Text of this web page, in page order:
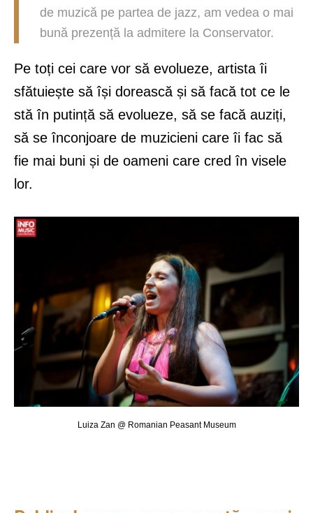
de muzică pe partea de jazz, am vedea o mai
bună prezență la admitere la Conservator.
Pe toți cei care vor să evolueze, artista îi
sfătuiește să își dorească și să facă tot ce le
stă în putință să evolueze, să se facă auziți,
să se înconjoare de muzicieni care îi fac să
fie mai buni și de oameni care cred în visele
lor.
Luiza Zan @ Romanian Peasant Museum